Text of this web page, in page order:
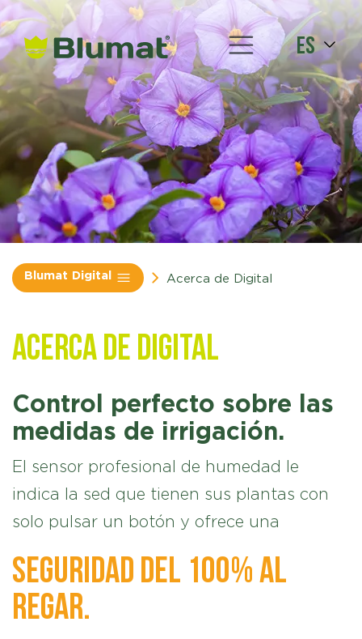
es
Blumat Digital Acerca de Digital
Acerca de Digital
Control perfecto sobre las
medidas de irrigación.
El sensor profesional de humedad le
indica la sed que tienen sus plantas con
solo pulsar un botón y ofrece una
seguridad del 100% al
regar.